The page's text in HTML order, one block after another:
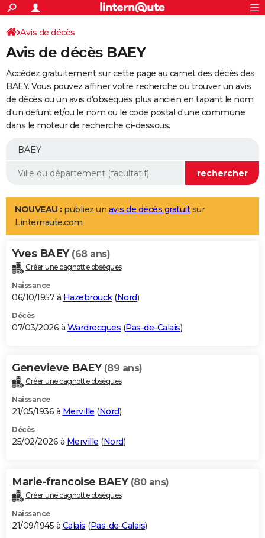
ACTUALITÉS
Politique
Société
Faits Divers
Education
Monde
Villes
+
SPORT
Coupe du monde 2026
Football
Tennis
Cyclisme
Rugby
Forum
Programme TV
TNT
Streaming
Cinéma
Sorties cinéma
Musique
+
FINANCE
Retraite
Impôts
Epargne
Immobilier
Risques naturels par ville
Banque
Assurance
Crédit
AUTO
Essais
Réserver un essai
Citadines
Berlines
SUV
Forum auto
+
Mobiles
Meilleur smartphone
Internet
Ordinateurs
Jeux vidéo
Guide high-tech
Aménagement intérieur
LIFESTYLE
Art de vivre
Bien-être
Loisirs
Mode
Modes de vie
Alimentation
Guide de la santé
Maladies
Médicaments
Sommeil
VOYAGE
Destinations
City break
Voyage nature
Voyage de noces
Forum
Climat
+PHOTO
GUIDES D'ACHAT
BONS PLANS
Carte de Noël
Carte Bonne année
Carte Saint-Valentin
Carte Pâques
Carte d'anniversaire
DICTIONNAIRE
Dictionnaire
Biographies
Citations
Expressions
Proverbes
PROGRAMME TV
S'inscrire
Se connecter
Lycées
Collèges
Primaires
Universités
Entreprises
Service militaire
Avis de recherche
AVIS DE DÉCÈS
Bricolage
Lifestyle
Culture
Sport
Auto
Television
Voyage
Cinema
Avis de décès
Avis de décès BAEY
Accédez gratuitement sur cette page au carnet des décès des
BAEY. Vous pouvez affiner votre recherche ou trouver un avis
de décès ou un avis d'obsèques plus ancien en tapant le nom
d'un défunt et/ou le nom ou le code postal d'une commune
dans le moteur de recherche ci-dessous.
NOUVEAU : publiez un avis de décès gratuitsur
Linternaute.com
Yves BAEY (68 ans)
Créer une cagnotte obsèques
Naissance
06/10/1957 à Hazebrouck(Nord)
Décès
07/03/2026 à Wardrecques (Pas-de-Calais)
Genevieve BAEY (89 ans)
Créer une cagnotte obsèques
Naissance
21/05/1936 à Merville (Nord)
Décès
25/02/2026 à Merville (Nord)
Marie-francoise BAEY (80 ans)
Créer une cagnotte obsèques
Naissance
21/09/1945 à Calais (Pas-de-Calais)